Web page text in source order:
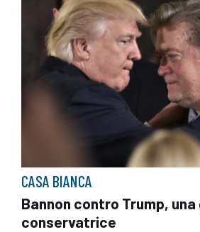
CASA BIANCA
Bannon contro Trump,
conservatrice